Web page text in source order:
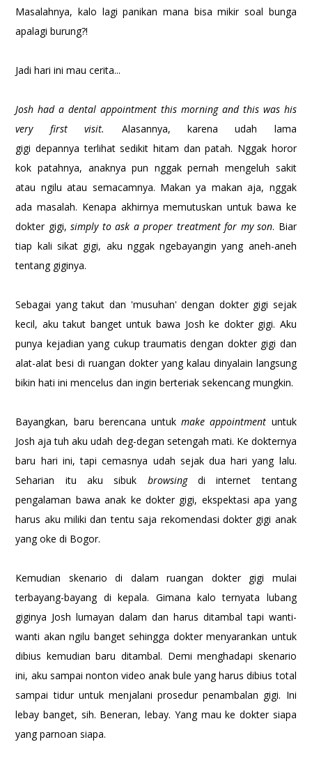
Masalahnya, kalo lagi panikan mana bisa mikir soal bunga
apalagi burung?!
Jadi hari ini mau cerita...
Josh had a dental appointment this morning and this was his
very first visit.
Alasannya, karena udah lama
gigi depannya terlihat sedikit hitam dan patah. Nggak horor
kok patahnya, anaknya pun nggak pernah mengeluh sakit
atau ngilu atau semacamnya. Makan ya makan aja, nggak
ada masalah. Kenapa akhirnya memutuskan untuk bawa ke
dokter gigi,simply to ask a proper treatment for my son. Biar
tiap kali sikat gigi, aku nggak ngebayangin yang aneh-aneh
tentang giginya.
Sebagai yang takut dan 'musuhan' dengan dokter gigi sejak
kecil, aku takut banget untuk bawa Josh ke dokter gigi. Aku
punya kejadian yang cukup traumatis dengan dokter gigi dan
alat-alat besi di ruangan dokter yang kalau dinyalain langsung
bikin hati ini mencelus dan ingin berteriak sekencang mungkin.
Bayangkan, baru berencana untukmake appointment untuk
Josh aja tuh aku udah deg-degan setengah mati. Ke dokternya
baru hari ini, tapi cemasnya udah sejak dua hari yang lalu.
Seharian itu aku sibuk browsing di internet tentang
pengalaman bawa anak ke dokter gigi, ekspektasi apa yang
harus aku miliki dan tentu saja rekomendasi dokter gigi anak
yang oke di Bogor.
Kemudian skenario di dalam ruangan dokter gigi mulai
terbayang-bayang di kepala. Gimana kalo ternyata lubang
giginya Josh lumayan dalam dan harus ditambal tapi wanti-
wanti akan ngilu banget sehingga dokter menyarankan untuk
dibius kemudian baru ditambal. Demi menghadapi skenario
ini, aku sampai nonton video anak bule yang harus dibius total
sampai tidur untuk menjalani prosedur penambalan gigi. Ini
lebay banget, sih. Beneran, lebay. Yang mau ke dokter siapa
yang parnoan siapa.